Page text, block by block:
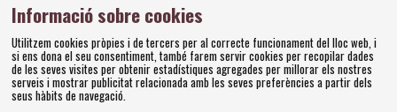
Figueres
Tel. 972 677 520 |amics@fundaciodali.org
Sitemap | Avís Legal
Informació sobre cookies
Utilitzem cookies pròpies i de tercers per al correcte funcionament del lloc web, i
si ens dona el seu consentiment, també farem servir cookies per recopilar dades
de les seves visites per obtenir estadístiques agregades per millorar els nostres
serveis i mostrar publicitat relacionada amb les seves preferències a partir dels
seus hàbits de navegació.